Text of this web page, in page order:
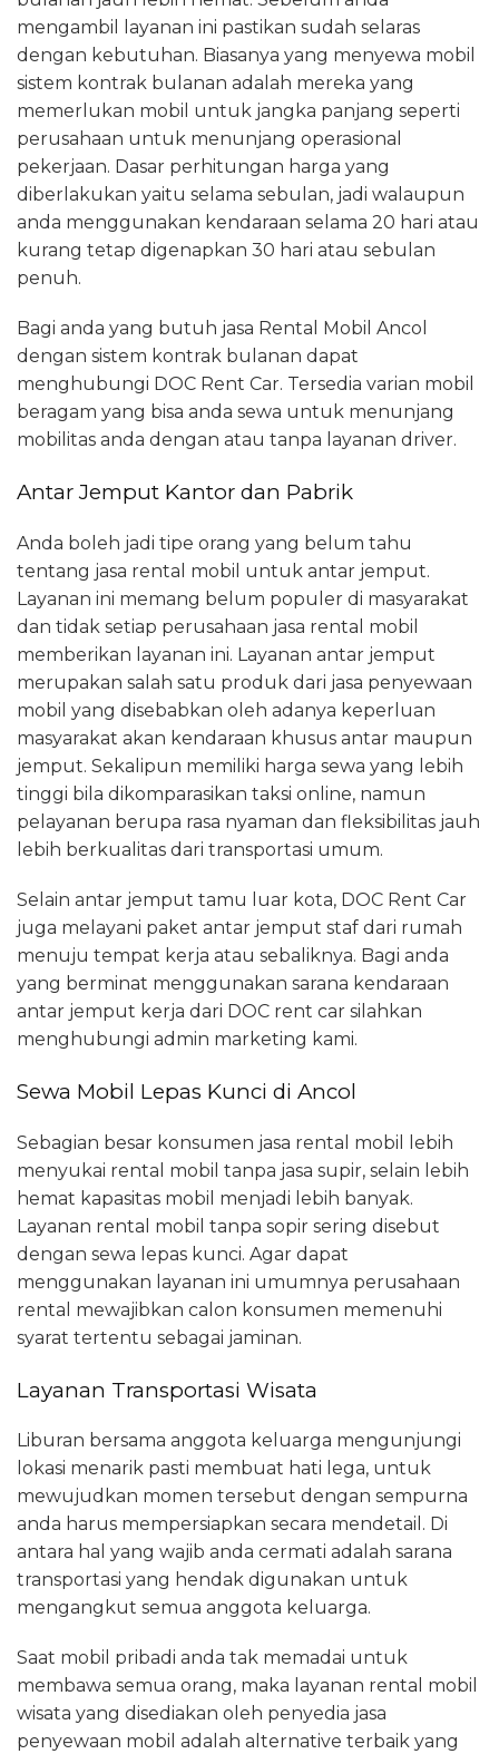
mengambil layanan ini pastikan sudah selaras
dengan kebutuhan. Biasanya yang menyewa mobil
sistem kontrak bulanan adalah mereka yang
memerlukan mobil untuk jangka panjang seperti
perusahaan untuk menunjang operasional
pekerjaan. Dasar perhitungan harga yang
diberlakukan yaitu selama sebulan, jadi walaupun
anda menggunakan kendaraan selama 20 hari atau
kurang tetap digenapkan 30 hari atau sebulan
penuh.
Bagi anda yang butuh jasa Rental Mobil Ancol
dengan sistem kontrak bulanan dapat
menghubungi DOC Rent Car. Tersedia varian mobil
beragam yang bisa anda sewa untuk menunjang
mobilitas anda dengan atau tanpa layanan driver.
Antar Jemput Kantor dan Pabrik
Anda boleh jadi tipe orang yang belum tahu
tentang jasa rental mobil untuk antar jemput.
Layanan ini memang belum populer di masyarakat
dan tidak setiap perusahaan jasa rental mobil
memberikan layanan ini. Layanan antar jemput
merupakan salah satu produk dari jasa penyewaan
mobil yang disebabkan oleh adanya keperluan
masyarakat akan kendaraan khusus antar maupun
jemput. Sekalipun memiliki harga sewa yang lebih
tinggi bila dikomparasikan taksi online, namun
pelayanan berupa rasa nyaman dan fleksibilitas jauh
lebih berkualitas dari transportasi umum.
Selain antar jemput tamu luar kota, DOC Rent Car
juga melayani paket antar jemput staf dari rumah
menuju tempat kerja atau sebaliknya. Bagi anda
yang berminat menggunakan sarana kendaraan
antar jemput kerja dari DOC rent car silahkan
menghubungi admin marketing kami.
Sewa Mobil Lepas Kunci di Ancol
Sebagian besar konsumen jasa rental mobil lebih
menyukai rental mobil tanpa jasa supir, selain lebih
hemat kapasitas mobil menjadi lebih banyak.
Layanan rental mobil tanpa sopir sering disebut
dengan sewa lepas kunci. Agar dapat
menggunakan layanan ini umumnya perusahaan
rental mewajibkan calon konsumen memenuhi
syarat tertentu sebagai jaminan.
Layanan Transportasi Wisata
Liburan bersama anggota keluarga mengunjungi
lokasi menarik pasti membuat hati lega, untuk
mewujudkan momen tersebut dengan sempurna
anda harus mempersiapkan secara mendetail. Di
antara hal yang wajib anda cermati adalah sarana
transportasi yang hendak digunakan untuk
mengangkut semua anggota keluarga.
Saat mobil pribadi anda tak memadai untuk
membawa semua orang, maka layanan rental mobil
wisata yang disediakan oleh penyedia jasa
penyewaan mobil adalah alternative terbaik yang